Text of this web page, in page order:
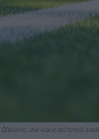
due icone del tennis